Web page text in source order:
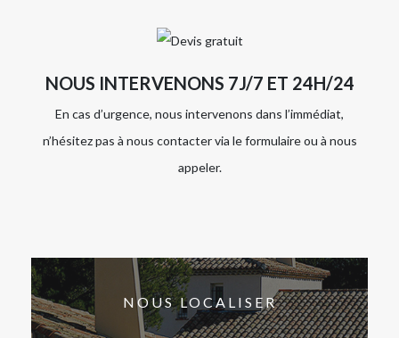
NOUS INTERVENONS 7J/7 ET 24H/24
En cas d’urgence, nous intervenons dans l’immédiat,
n’hésitez pas à nous contacter via le formulaire ou à nous
appeler.
NOUS LOCALISER